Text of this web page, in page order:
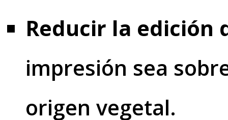
Reducir la edición
impresión sea
origen vegetal.